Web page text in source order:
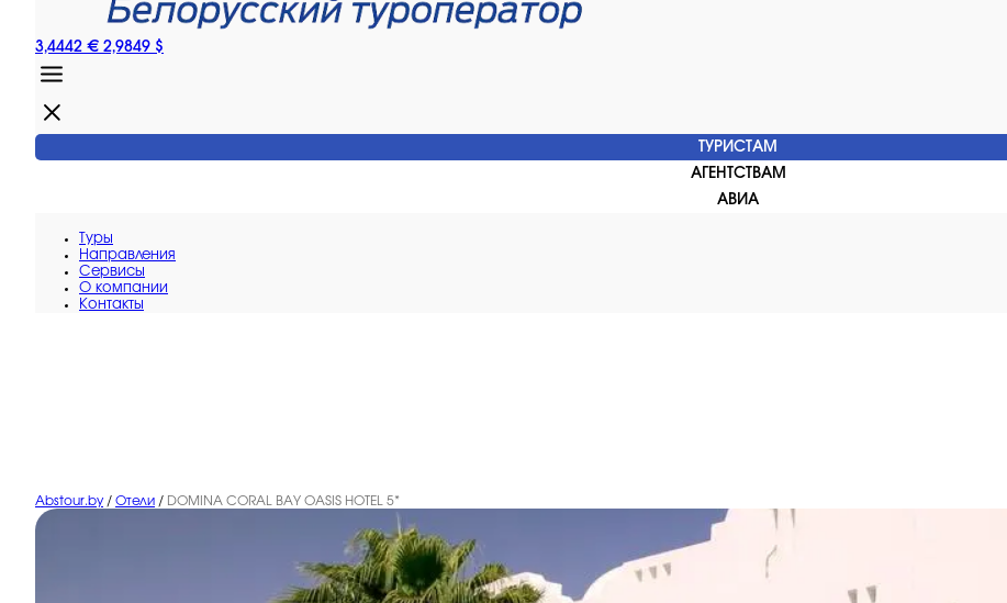
3,4442 € 2,9849 $
ТУРИСТАМ
АГЕНТСТВАМ
АВИА
Туры
Направления
Сервисы
O компании
Контакты
Abstour.by / Отели / DOMINA CORAL BAY OASIS HOTEL 5*